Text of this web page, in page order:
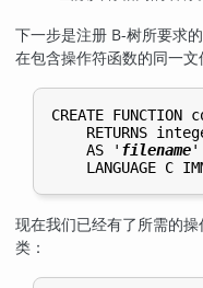
下一步是注册 B-树所要求
在包含操作符函数的同一
CREATE
RETURNS
    AS '
filename'
现在我们已经有了所需的
类：